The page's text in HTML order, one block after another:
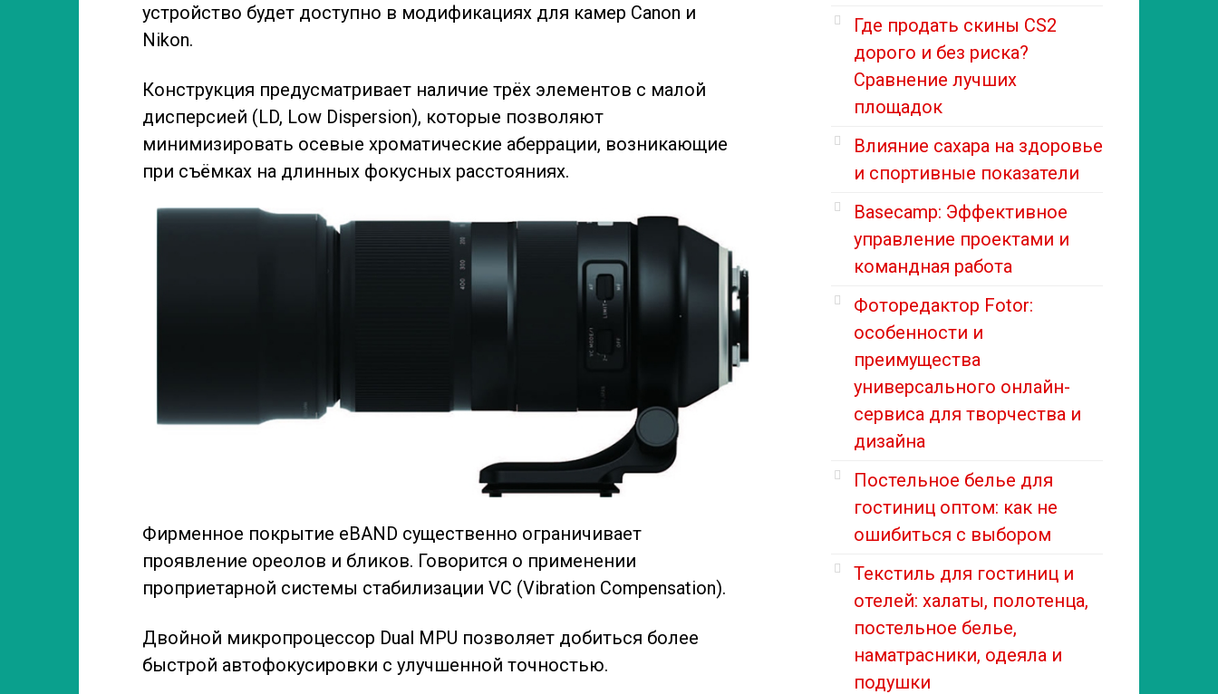
устройство будет доступно в модификациях для камер Canon и
Nikon.
Конструкция предусматривает наличие трёх элементов с малой
дисперсией (LD, Low Dispersion), которые позволяют
минимизировать осевые хроматические аберрации, возникающие
при съёмках на длинных фокусных расстояниях.
Фирменное покрытие eBAND существенно ограничивает
проявление ореолов и бликов. Говорится о применении
проприетарной системы стабилизации VC (Vibration Compensation).
Двойной микропроцессор Dual MPU позволяет добиться более
быстрой автофокусировки с улучшенной точностью.
Где продать скины CS2
дорого и без риска?
Сравнение лучших
площадок
Влияние сахара на здоровье
и спортивные показатели
Basecamp: Эффективное
управление проектами и
командная работа
Фоторедактор Fotor:
особенности и
преимущества
универсального онлайн-
сервиса для творчества и
дизайна
Постельное белье для
гостиниц оптом: как не
ошибиться с выбором
Текстиль для гостиниц и
отелей: халаты, полотенца,
постельное белье,
наматрасники, одеяла и
подушки